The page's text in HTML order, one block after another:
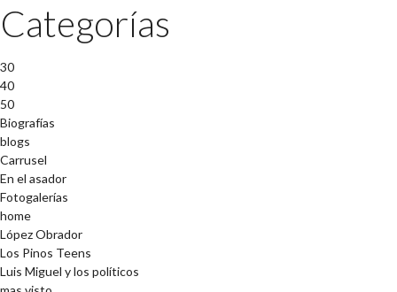
Categorías
30
40
50
Biografías
blogs
Carrusel
En el asador
Fotogalerías
home
López Obrador
Los Pinos Teens
Luis Miguel y los políticos